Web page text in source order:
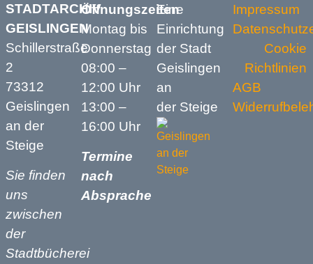
STADTARCHIV
GEISLINGEN
Schillerstraße
2
73312
Geislingen
an der
Steige
Sie finden
uns
zwischen
der
Stadtbücherei
Öffnungszeiten
Montag bis
Donnerstag
08:00 –
12:00 Uhr
13:00 –
16:00 Uhr
Termine
nach
Absprache
Eine
Einrichtung
der Stadt
Geislingen
an
der Steige
Impressum
Cookie
Richtlinien
AGB